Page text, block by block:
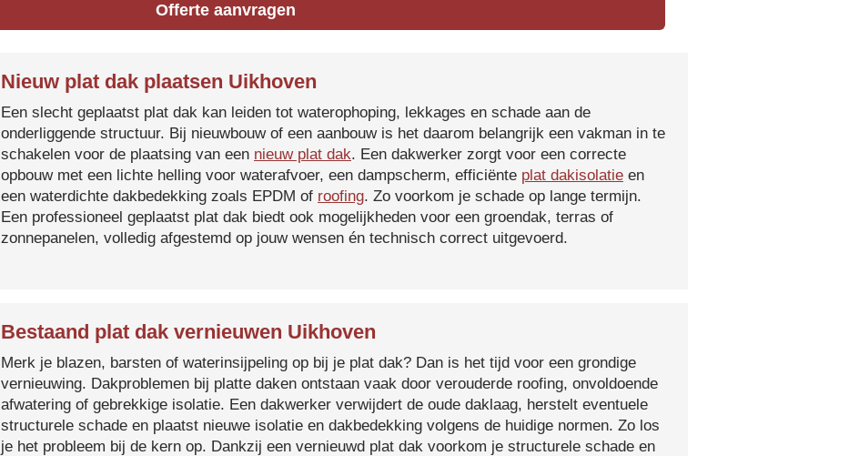
Offerte aanvragen
Nieuw plat dak plaatsen Uikhoven
Een slecht geplaatst plat dak kan leiden tot waterophoping, lekkages en schade aan de
onderliggende structuur. Bij nieuwbouw of een aanbouw is het daarom belangrijk een vakman in te
schakelen voor de plaatsing van een nieuw plat dak. Een dakwerker zorgt voor een correcte
opbouw met een lichte helling voor waterafvoer, een dampscherm, efficiënte plat dakisolatie en
een waterdichte dakbedekking zoals EPDM of roofing. Zo voorkom je schade op lange termijn.
Een professioneel geplaatst plat dak biedt ook mogelijkheden voor een groendak, terras of
zonnepanelen, volledig afgestemd op jouw wensen én technisch correct uitgevoerd.
Bestaand plat dak vernieuwen Uikhoven
Merk je blazen, barsten of waterinsijpeling op bij je plat dak? Dan is het tijd voor een grondige
vernieuwing. Dakproblemen bij platte daken ontstaan vaak door verouderde roofing, onvoldoende
afwatering of gebrekkige isolatie. Een dakwerker verwijdert de oude daklaag, herstelt eventuele
structurele schade en plaatst nieuwe isolatie en dakbedekking volgens de huidige normen. Zo los
je het probleem bij de kern op. Dankzij een vernieuwd plat dak voorkom je structurele schade en